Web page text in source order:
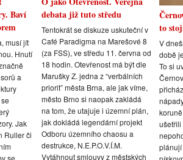
Baví
musí jít
Hnutí
a
Jak
Ruller či
debata již tuto středu
Tentokrát se diskuze uskuteční v
Café Paradigma na Marešové 8
(za FSS), ve středu 11. června od
18 hodin. Otevřenost má být dle
Marušky Z. jedna z “verbálních
priorit” města Brna, ale jak víme,
město Brno si naopak zakládá
na tom, že utajuje i územní plán,
jak dokládá legendární projekt
Odboru územního chaosu a
destrukce, N.E.P.O.V.Í.M.
Vytáhnout smlouvy z městských
to
V
době
To si
ušetřili